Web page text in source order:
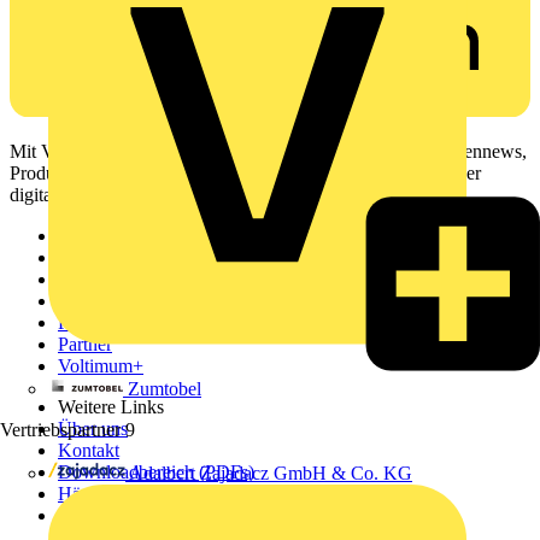
Zumtobel
Vertriebspartner 9
Adalbert Zajadacz GmbH & Co. KG
Mit Voltimum erhalten Elektrofachkräfte Zugang zu Branchennews,
Produktinformationen, Schulungen und Tools – alles auf einer
digitalen Plattform und Community.
Produktsuche
Partner
Voltimum+
Weitere Links
Über uns
Kontakt
Downloadbereich (PDFs)
Häufig gestellte Fragen
voltimum.com